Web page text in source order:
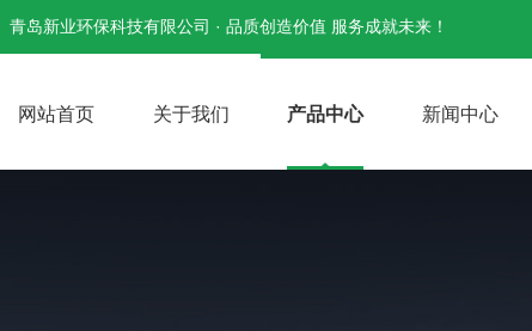
青岛新业环保科技有限公司 · 品质创造价值 服务成就未来！
网站首页 关于我们 产品中心 新闻中心